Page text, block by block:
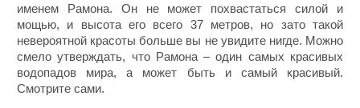
именем Рамона. Он не может похвастаться силой и
мощью, и высота его всего 37 метров, но зато такой
невероятной красоты больше вы не увидите нигде. Можно
смело утверждать, что Рамона – один самых красивых
водопадов мира, а может быть и самый красивый.
Смотрите сами.